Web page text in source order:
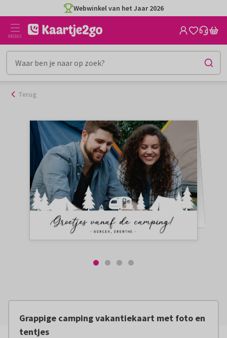
naar
inhoud
Webwinkel van het Jaar 2026
MENU
Terug
Grappige camping vakantiekaart met foto en
tentjes